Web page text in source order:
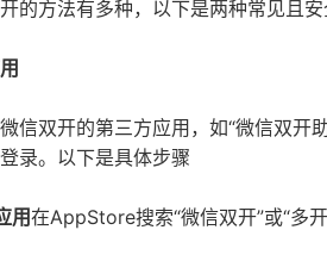
的方法有多种，以下是两种常见且
信双开的第三方应用，如“微信双开
录。以下是具体步骤
用在AppStore搜索“微信双开”或“多